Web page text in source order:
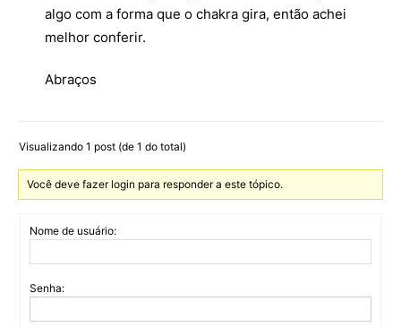
algo com a forma que o chakra gira, então achei
melhor conferir.
Abraços
Visualizando 1 post (de 1 do total)
Você deve fazer login para responder a este tópico.
Nome de usuário:
Senha: